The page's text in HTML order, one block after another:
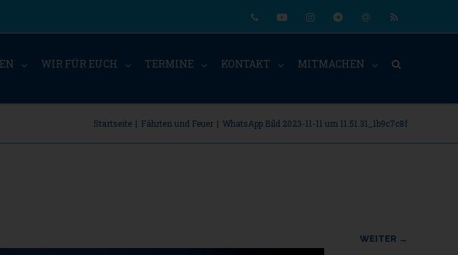
WIR FÜR EUCH TERMINE KONTAKT MITMACHEN
Startseite | Fährten und Feuer | WhatsApp Bild 2023-11-11 um 11.51.31_1b9c7c8f
WEITER →